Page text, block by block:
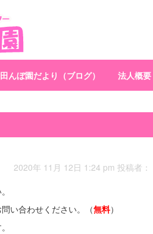
田んぼ園だより（ブログ） 法人概要
2020年 11月 12日 1:24 pm 投稿者：
い合わせください。（無料）